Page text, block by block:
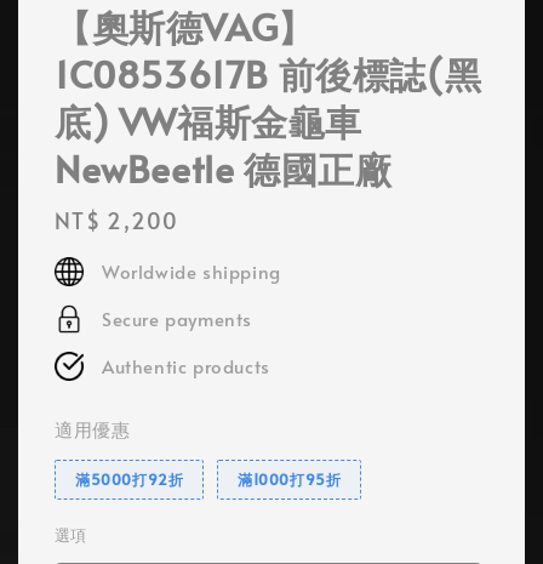
【奧斯德VAG】
1C0853617B 前後標誌(黑
底) VW福斯金龜車
NewBeetle 德國正廠
Regular
price
NT$ 2,200
Worldwide shipping
Secure payments
Authentic products
適用優惠
滿5000打92折 滿1000打95折
選項